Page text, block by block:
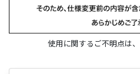
使用に関するご不明点は、